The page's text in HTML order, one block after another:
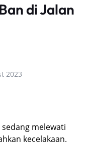
di Jalan
2023
melewati
kecelakaan.